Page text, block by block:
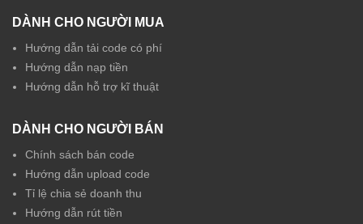
DÀNH CHO NGƯỜI MUA
Hướng dẫn tải code có phí
Hướng dẫn nạp tiền
Hướng dẫn hỗ trợ kĩ thuật
DÀNH CHO NGƯỜI BÁN
Chính sách bán code
Hướng dẫn upload code
Tỉ lệ chia sẻ doanh thu
Hướng dẫn rút tiền